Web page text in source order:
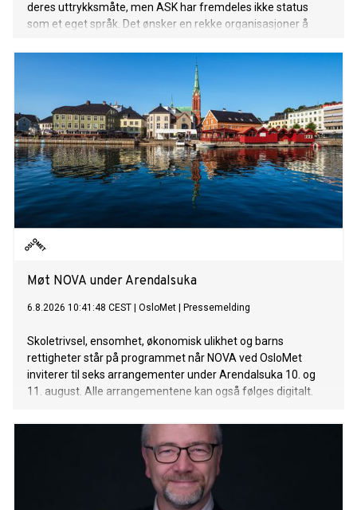
deres uttrykksmåte, men ASK har fremdeles ikke status
som et eget språk. Det ønsker en rekke organisasjoner å
Møt NOVA under Arendalsuka
6.8.2026 10:41:48 CEST OsloMet Pressemelding
Skoletrivsel, ensomhet, økonomisk ulikhet og barns
rettigheter står på programmet når NOVA ved OsloMet
inviterer til seks arrangementer under Arendalsuka 10. og
11. august. Alle arrangementene kan også følges digitalt.